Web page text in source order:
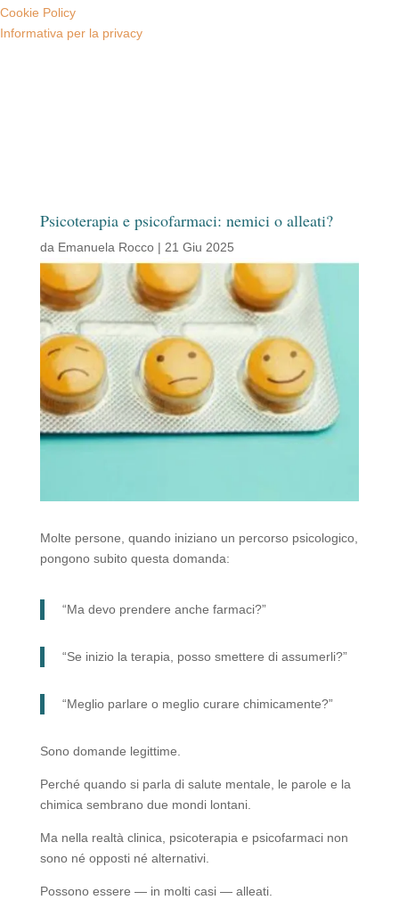
Cookie Policy
Informativa per la privacy
Psicoterapia e psicofarmaci: nemici o alleati?
da Emanuela Rocco| 21 Giu 2025
Molte persone, quando iniziano un percorso psicologico,
pongono subito questa domanda:
“Ma devo prendere anche farmaci?”
“Se inizio la terapia, posso smettere di assumerli?”
“Meglio parlare o meglio curare chimicamente?”
Sono domande legittime.
Perché quando si parla di salute mentale, le parole e la
chimica sembrano due mondi lontani.
Ma nella realtà clinica, psicoterapia e psicofarmaci non
sono né opposti né alternativi.
Possono essere — in molti casi — alleati.